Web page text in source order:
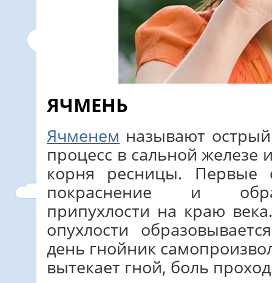
ЯЧМЕНЬ
Ячменем называют
процесс в сальной
корня ресницы. Первые
покраснение и
припухлости на краю
опухлости
день гнойник
вытекает гной, боль